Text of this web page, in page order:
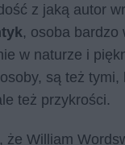
z jaką autor
, osoba bardzo
w naturze i
są też
też przykrości.
William